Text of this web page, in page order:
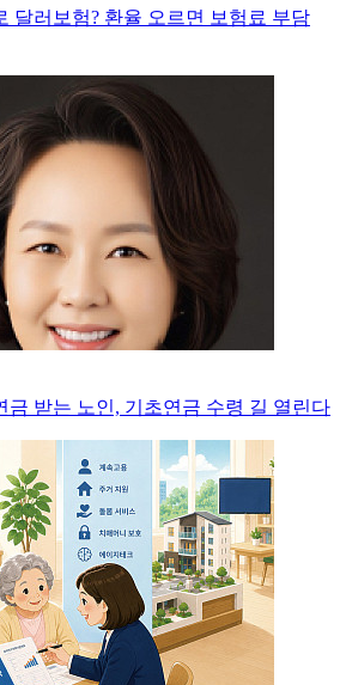
달러보험? 환율 오르면 보험료 부담
금 받는 노인, 기초연금 수령 길 열린다